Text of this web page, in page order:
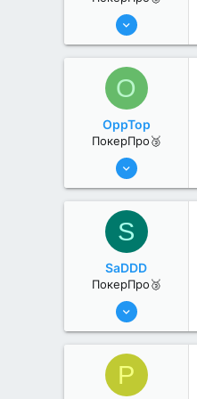
11 Авг 2022
3
O
OppTop
ПокерПро🥉
11 Авг 2022
0
S
SaDDD
ПокерПро🥉
11 Авг 2022
0
P